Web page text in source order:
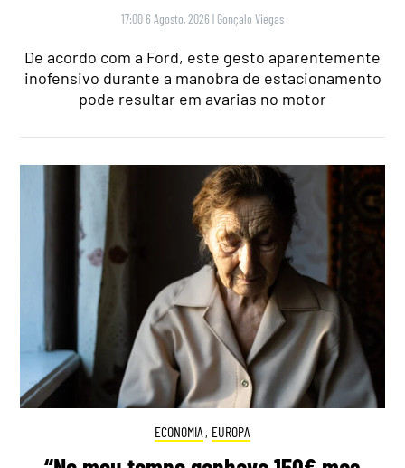
17:00 6 Agosto, 2026 | Gonçalo Viegas
De acordo com a Ford, este gesto aparentemente
inofensivo durante a manobra de estacionamento
pode resultar em avarias no motor
ECONOMIA , EUROPA